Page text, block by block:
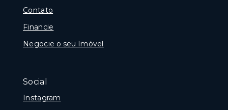
Contato
Financie
Negocie o seu Imóvel
Social
Instagram